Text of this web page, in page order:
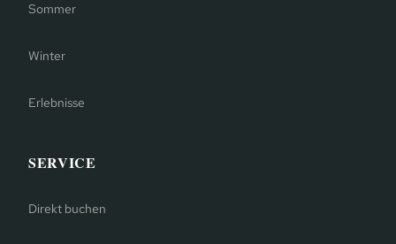
Sommer
Winter
Erlebnisse
SERVICE
Direkt buchen